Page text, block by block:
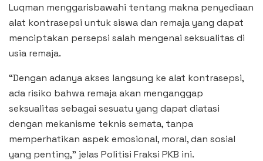
Luqman menggarisbawahi tentang makna penyediaan
alat kontrasepsi untuk siswa dan remaja yang dapat
menciptakan persepsi salah mengenai seksualitas di
usia remaja.
“Dengan adanya akses langsung ke alat kontrasepsi,
ada risiko bahwa remaja akan menganggap
seksualitas sebagai sesuatu yang dapat diatasi
dengan mekanisme teknis semata, tanpa
memperhatikan aspek emosional, moral, dan sosial
yang penting,” jelas Politisi Fraksi PKB ini.